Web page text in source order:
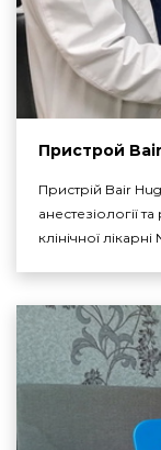
Пристрой
Пристрій Bair
анестезіології та
клінічної лікарні